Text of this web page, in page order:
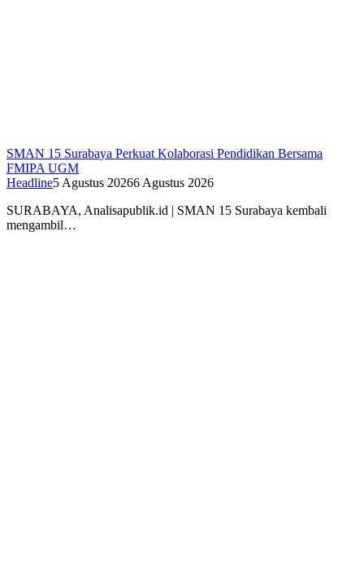
SMAN 15 Surabaya Perkuat Kolaborasi Pendidikan Bersama
FMIPA UGM
Headline5 Agustus 20266 Agustus 2026
SURABAYA, Analisapublik.id | SMAN 15 Surabaya kembali
mengambil…